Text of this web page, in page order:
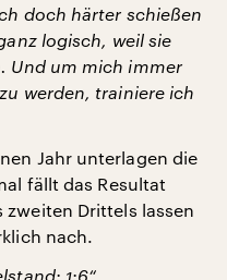
doch härter schießen
logisch, weil sie
Und um mich immer
werden, trainiere ich
Jahr unterlagen die
fällt das Resultat
zweiten Drittels lassen
nach.
1:6“